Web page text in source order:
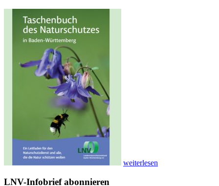
weiterlesen
LNV-Infobrief abonnieren